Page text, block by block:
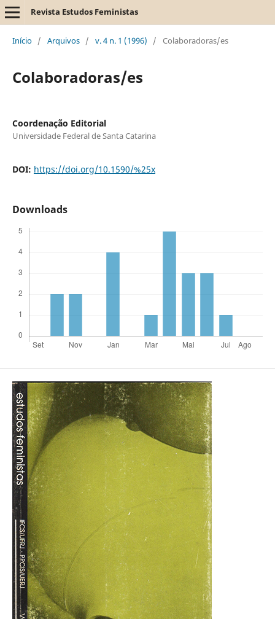
Revista Estudos Feministas
Início / Arquivos / v. 4 n. 1 (1996) / Colaboradoras/es
Colaboradoras/es
Coordenação Editorial
Universidade Federal de Santa Catarina
DOI: https://doi.org/10.1590/%25x
Downloads